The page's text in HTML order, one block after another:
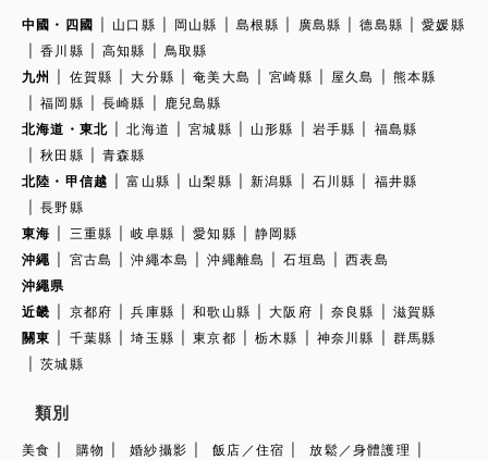
中國・四國 山口縣 岡山縣 島根縣 廣島縣 德島縣
愛媛縣
香川縣
高知縣
鳥取縣
九州
佐賀縣 大分縣 奄美大島 宮崎縣 屋久島
熊本縣
福岡縣
長崎縣
鹿兒島縣
北海道・東北
北海道 宮城縣 山形縣 岩手縣
福島縣
秋田縣
青森縣
北陸・甲信越
富山縣 山梨縣 新潟縣 石川縣
福井縣
長野縣
東海
三重縣 岐阜縣 愛知縣
静岡縣
沖繩
宮古島 沖繩本島 沖繩離島 石垣島
西表島
沖繩県
近畿
京都府 兵庫縣 和歌山縣 大阪府 奈良縣
滋賀縣
關東
千葉縣 埼玉縣 東京都 栃木縣 神奈川縣
群馬縣
茨城縣
類別
美食 購物 婚紗攝影 飯店／住宿
放鬆／身體護理